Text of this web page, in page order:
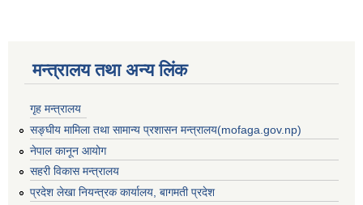
मन्त्रालय तथा अन्य लिंक
गृह मन्त्रालय
सङ्घीय मामिला तथा सामान्य प्रशासन मन्त्रालय(mofaga.gov.np)
नेपाल कानून आयोग
सहरी विकास मन्त्रालय
प्रदेश लेखा नियन्त्रक कार्यालय, बागमती प्रदेश